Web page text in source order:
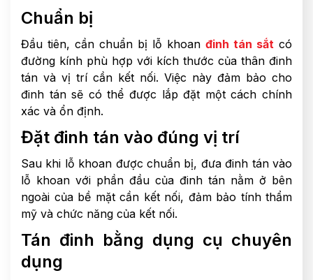
Chuẩn bị
Đầu tiên, cần chuẩn bị lỗ khoan đinh tán sắt có
đường kính phù hợp với kích thước của thân đinh
tán và vị trí cần kết nối. Việc này đảm bảo cho
đinh tán sẽ có thể được lắp đặt một cách chính
xác và ổn định.
Đặt đinh tán vào đúng vị trí
Sau khi lỗ khoan được chuẩn bị, đưa đinh tán vào
lỗ khoan với phần đầu của đinh tán nằm ở bên
ngoài của bề mặt cần kết nối, đảm bảo tính thẩm
mỹ và chức năng của kết nối.
Tán đinh bằng dụng cụ chuyên
dụng